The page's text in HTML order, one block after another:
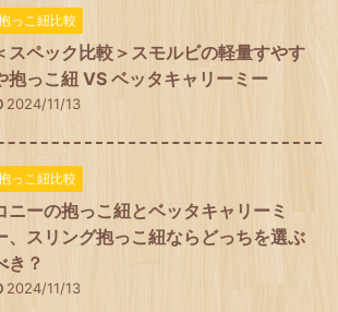
っこ紐比較
スペック比較＞スモルビの軽量すやす
抱っこ紐 VS ベッタキャリーミー
2024/11/13
っこ紐比較
ニーの抱っこ紐とベッタキャリーミ
、スリング抱っこ紐ならどっちを選ぶ
き？
2024/11/13